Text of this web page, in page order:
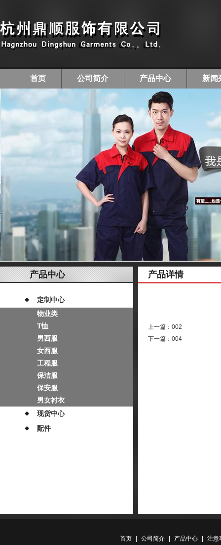
首页 公司简介 产品中心 新闻
产品中心
定制中心
物业类
T恤
男西服
女西服
工程服
保洁服
保安服
男女衬衣
现货中心
配件
产品详情
上一篇： 002
下一篇： 004
首页 公司简介 产品中心
注意